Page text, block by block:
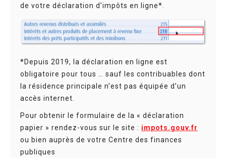
de votre déclaration d’impôts en ligne*.
*Depuis 2019, la déclaration en ligne est
obligatoire pour tous … sauf les contribuables dont
la résidence principale n’est pas équipée d’un
accès internet.
Pour obtenir le formulaire de la « déclaration
papier » rendez-vous sur le site : impots.gouv.fr
ou bien auprès de votre Centre des finances
publiques